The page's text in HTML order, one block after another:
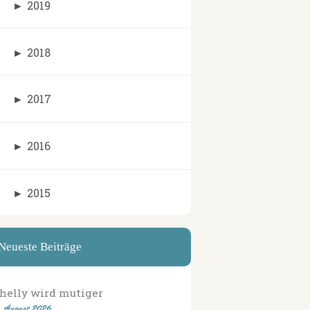
► 2019
► 2018
► 2017
► 2016
► 2015
Beiträge
wird mutiger